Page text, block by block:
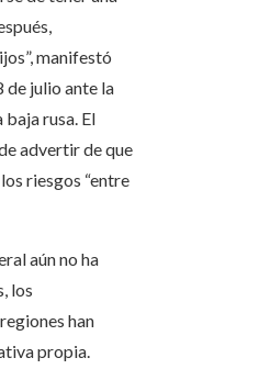
manifestó
de julio ante la
baja rusa. El
advertir de que
riesgos “entre
aún no ha
los
han
propia.